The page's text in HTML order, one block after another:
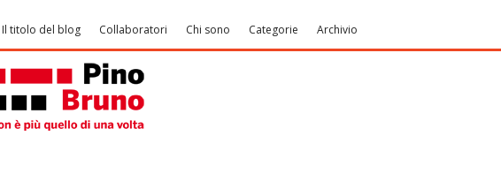
Il titolo del blog Collaboratori Chi sono Categorie Archivio